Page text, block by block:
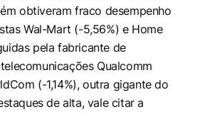
obtiveram fraco desempenho
Wal-Mart (-5,56%) e Home
pela fabricante de
Qualcomm
(-1,14%), outra gigante do
de alta, vale citar a